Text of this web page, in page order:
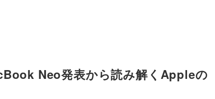
Neo発表から読み解くAppleの